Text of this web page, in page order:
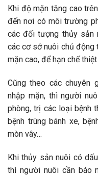
Khi độ mặn tăng cao
đến nơi có môi trường
các đối tượng thủy sản
các cơ sở nuôi chủ động
mặn cao, để hạn chế
Cũng theo các chuyên
nhập mặn, thì người
phòng, trị các loại bệnh
bệnh trùng bánh xe,
mòn vây…
Khi thủy sản nuôi có
thì người nuôi cần báo